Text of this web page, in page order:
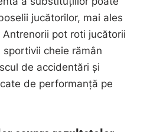
jucătorilor, mai ales
pot roti jucătorii
cheie rămân
de accidentări și
de performanță pe